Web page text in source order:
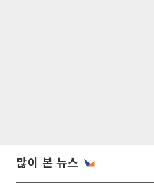
많이 본 뉴스